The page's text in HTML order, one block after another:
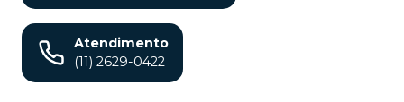
Atendimento
(11) 2629-0422